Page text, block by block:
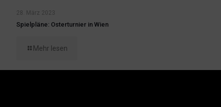
28. März 2023
Spielpläne: Osterturnier in Wien
Mehr lesen